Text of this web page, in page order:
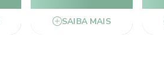
SAIBA MAIS